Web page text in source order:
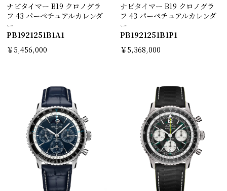
ナビタイマー B19 クロノグラ
フ 43 パーペチュアルカレンダ
ー
PB1921251B1A1
￥5,456,000
ナビタイマー B19 クロノグラ
フ 43 パーペチュアルカレンダ
ー
PB1921251B1P1
￥5,368,000